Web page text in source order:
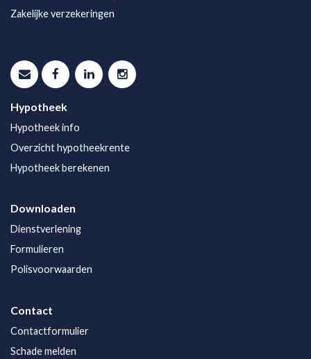
Zakelijke verzekeringen
Hypotheek
Hypotheek info
Overzicht hypotheekrente
Hypotheek berekenen
Downloaden
Dienstverlening
Formulieren
Polisvoorwaarden
Contact
Contactformulier
Schade melden